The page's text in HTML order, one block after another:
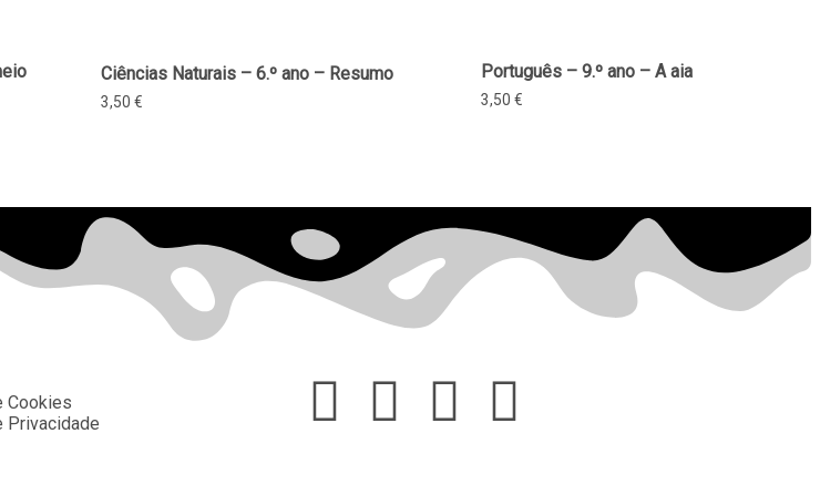
Ciências Naturais – 6.º ano – Resumo
3,50 €
Português – 9.º ano – A aia
3,50 €
Cookies
Privacidade